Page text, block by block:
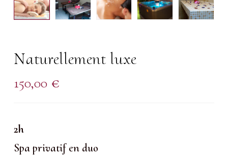
Naturellement luxe
150,00 €
2h
Spa privatif en duo